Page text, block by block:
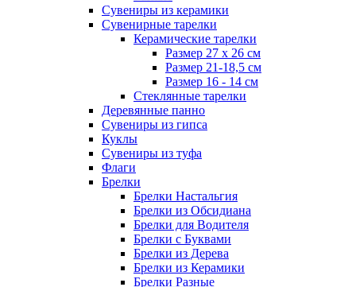
Сувениры из керамики
Сувенирные тарелки
Керамические тарелки
Размер 27 х 26 см
Размер 21-18,5 см
Размер 16 - 14 см
Стеклянные тарелки
Деревянные панно
Сувениры из гипса
Куклы
Сувениры из туфа
Флаги
Брелки
Брелки Настальгия
Брелки из Обсидиана
Брелки для Водителя
Брелки с Буквами
Брелки из Дерева
Брелки из Керамики
Брелки Разные